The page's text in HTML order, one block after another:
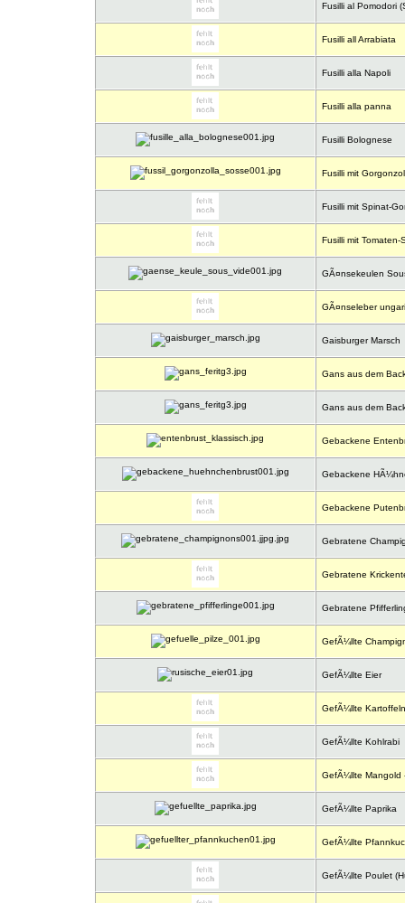
Fusilli al Pomodori
Fusilli all Arrabiata
Fusilli alla Napoli
Fusilli alla panna
Fusilli Bolognese
Fusilli mit
Fusilli mit Spinat-
Fusilli mit Tomaten-
GÃ¤nsekeulen
GÃ¤nseleber
Gaisburger Marsch
Gans aus dem
Gans aus dem
Gebackene
Gebackene
Gebackene
Gebratene
Gebratene
Gebratene
GefÃ¼llte
GefÃ¼llte Eier
GefÃ¼llte
GefÃ¼llte Kohlrabi
GefÃ¼llte Mangold
GefÃ¼llte Paprika
GefÃ¼llte
GefÃ¼llte Poulet